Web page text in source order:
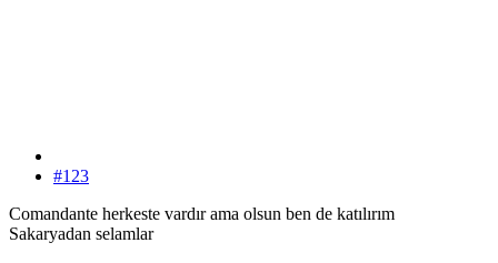
#123
Comandante herkeste vardır ama olsun ben de katılırım
Sakaryadan selamlar